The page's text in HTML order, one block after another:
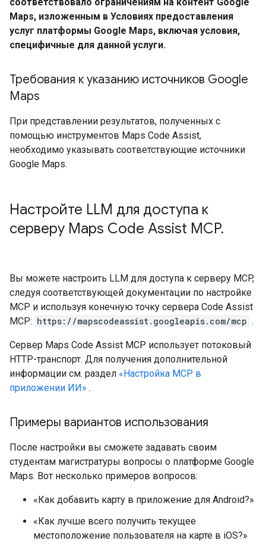
Maps, изложенным в Условиях предоставления
услуг платформы Google Maps, включая условия,
специфичные для данной услуги.
Требования к указанию источников Google
Maps
При представлении результатов, полученных с
помощью инструментов Maps Code Assist,
необходимо указывать соответствующие источники
Google Maps.
Настройте LLM для доступа к
серверу Maps Code Assist MCP.
Вы можете настроить LLM для доступа к серверу MCP,
следуя соответствующей документации по настройке
MCP и используя конечную точку сервера Code Assist
MCP: https://mapscodeassist.googleapis.com/mcp .
Сервер Maps Code Assist MCP использует потоковый
HTTP-транспорт. Для получения дополнительной
информации см. раздел «Настройка MCP в
приложении ИИ» .
Примеры вариантов использования
После настройки вы сможете задавать своим
студентам магистратуры вопросы о платформе Google
Maps. Вот несколько примеров вопросов:
«Как добавить карту в приложение для Android?»
«Как лучше всего получить текущее
местоположение пользователя на карте в iOS?»